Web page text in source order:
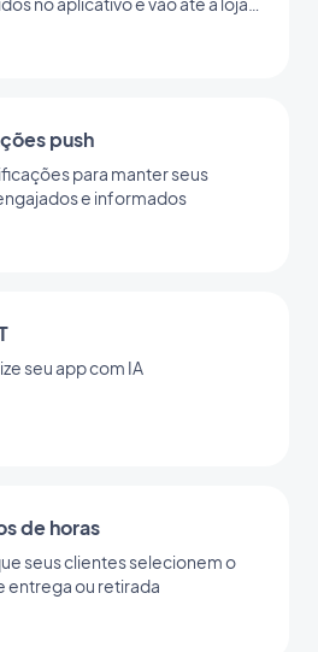
push
para manter seus
e informados
seu app com IA
de horas
seus clientes selecionem o
entrega ou retirada